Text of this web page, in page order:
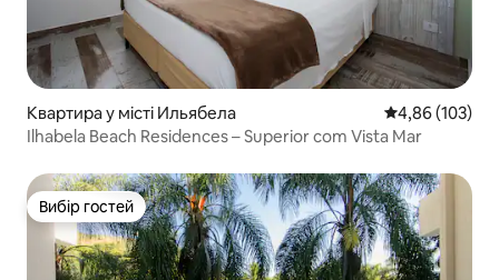
Квартира у місті Ильябела Середня
4,86 (103)
Ilhabela Beach Residences – Superior com Vista Mar
Вибір гостей
Вибір гостей